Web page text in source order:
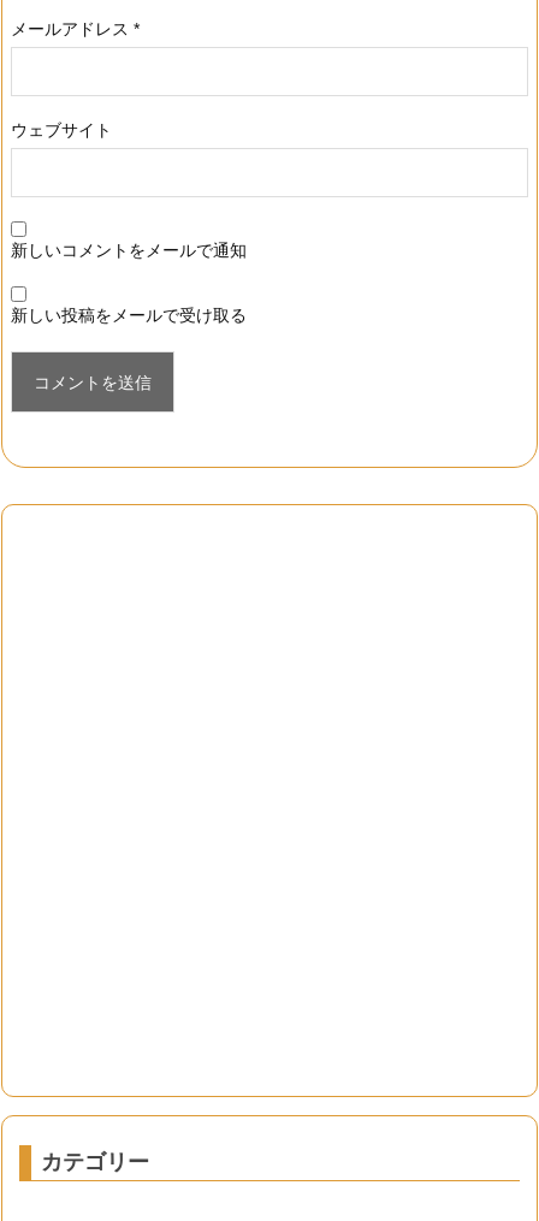
メールアドレス *
ウェブサイト
新しいコメントをメールで通知
新しい投稿をメールで受け取る
カテゴリー